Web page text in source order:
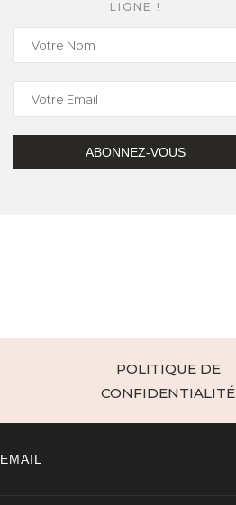
LIGNE !
POLITIQUE DE
CONFIDENTIALITÉ
EMAIL